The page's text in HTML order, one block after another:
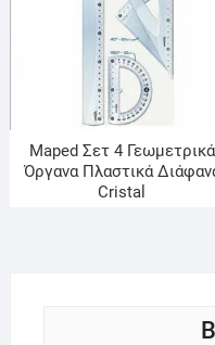
Maped Σετ 4 Γεωμετρικά
Όργανα Πλαστικά
Cristal